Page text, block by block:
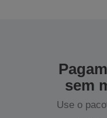
sem
Use o